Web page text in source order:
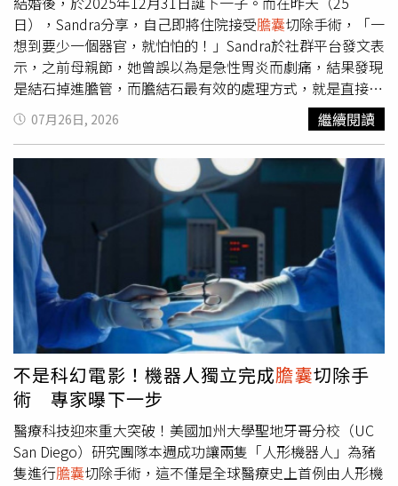
出，椰子油超過9成屬於飽和脂肪，每湯匙熱量達120大
卡，雖然其中含有中鏈脂肪酸，代謝速度相對較快，但熱量
並不會「憑空消失」，仍可能對健康造成影響。如果經常將
椰子油當保健品猛吃，部分民眾還可能出現腸胃不適或腹瀉
等情況，應考慮調整這樣的飲食習慣。2. 「用油漱口」可以
排毒？黃士維院長表示，人體毒素主要由肝臟與腎臟負責代
謝，目前研究僅顯示油漱口可能對口腔菌相有輕微影響，但
效果低於一般漱口水。若用油漱口不慎吸入油脂，還可能增
加吸入性肺炎風險，老年人應提高警惕。3. 追求健康就應盡
量「去油」？黃士維院長指出，油脂是人體必需營養素，參
與脂溶性維生素吸收、細胞膜構成及荷爾蒙合成等多項重要
生理功能。油脂本身不是「壞東西」，關鍵在於油脂種類與
份量，「選錯油、吃過量，才是傷身的根源。」4. 生酮飲食
搭配大量椰子油有健康效益？針對「生酮飲食搭配大量椰子
油」的飲食法，黃士維院長強調，生酮飲食有其特定醫療應
用情境，若長期採取高飽和脂肪飲食模式，可能導致血脂異
常、加重腎臟負擔，不建議民眾輕信網路流傳的喝油養生說
法。國健署也曾提醒，生酮飲食是一種極低碳水化合物加上
高脂肪的飲食型態，其飲食中碳水化合物少於10%，而脂肪
的比例可能高達70%，與「均衡飲食」的建議有明顯的差
異。若要執行生酮飲食，應充分了解其潛在健康風險，並由
醫療專業人員進行評估，同時持續監測身體狀況，以避免帶
日），Sandra分享，自己即將住院接受膽囊切除手術，「一
想到要少一個器官，就怕怕的！」Sandra於社群平台發文表
示，之前母親節，她曾誤以為是急性胃炎而劇痛，結果發現
是結石掉進膽管，而膽結石最有效的處理方式，就是直接割
掉 膽囊，便能一勞永逸，「原來，有十分之一的孕婦，會因
為懷孕激素的改變，誘發膽結石！」Sandra提到，雖然已經
有很多人做過這個手術，但自己還是不勇敢，「一想到要少
一個器官，就怕怕的！」Sandra指出，上次進到醫院，是為
了迎接兒子Jackson的誕生，而這次入院，則是為了解決近
幾個月以來，隨時會讓人劇痛的不定時炸彈，「即將成為，
無膽之人」、「那我進手術房囉！以後不要嚇我，我沒
膽」。 在 Instagram 查看這則貼文 從 Instagram 分享的貼
文
07月26日, 2026 繼續閱讀
不是科幻電影！機器人獨立完成膽囊切除手
術 專家曝下一步
醫療科技迎來重大突破！美國加州大學聖地牙哥分校（UC
San Diego）研究團隊本週成功讓兩隻「人形機器人」為豬
隻進行膽囊切除手術，這不僅是全球醫療史上首例由人形機